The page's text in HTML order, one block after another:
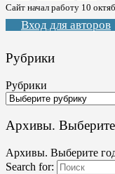
Сайт начал работу 10
Вход для авторов
Рубрики
Рубрики
Архивы. Выберите
Архивы. Выберите
Search for: